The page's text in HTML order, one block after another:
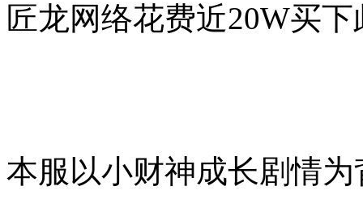
匠龙网络花费近20W买
本服以小财神成长剧情